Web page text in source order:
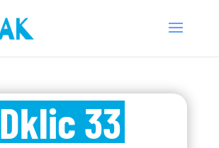
Dklic 33